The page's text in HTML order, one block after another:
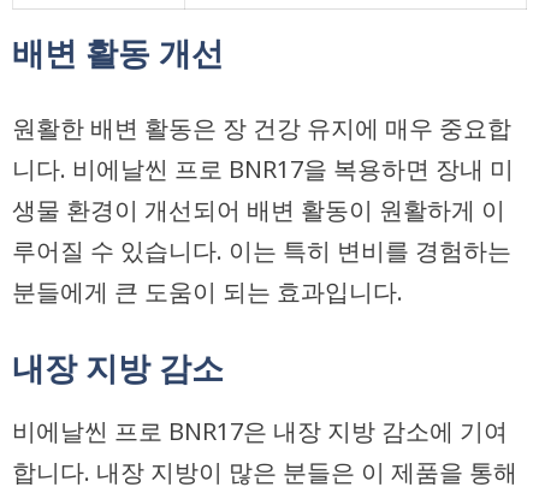
배변 활동 개선
원활한 배변 활동은 장 건강 유지에 매우 중요합
니다. 비에날씬 프로 BNR17을 복용하면 장내 미
생물 환경이 개선되어 배변 활동이 원활하게 이
루어질 수 있습니다. 이는 특히 변비를 경험하는
분들에게 큰 도움이 되는 효과입니다.
내장 지방 감소
비에날씬 프로 BNR17은 내장 지방 감소에 기여
합니다. 내장 지방이 많은 분들은 이 제품을 통해